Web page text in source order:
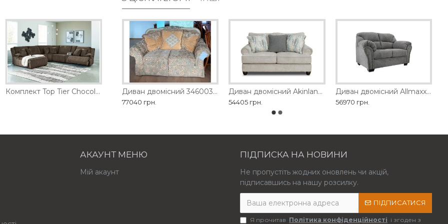
Комплект Top Tier Chocolate Ashley
Диван двомісний 1461-2D Диван двомісний 3460035 Ashley
77040 грн.
Диван двомісний Akinlane Ashley
54405 грн.
Диван двомісний Allmaxx Ashley
56970 грн.
АКАУНТ МЕНЮ
Мій акаунт
ПІДПИСКА НА НОВИНИ
Не пропустіть жодних оновлень чи акцій,
підписавшись на нашу розсилку.
ПІДПИСАТИСЯ
Я прочитав Політика конфіденційності і згоден з